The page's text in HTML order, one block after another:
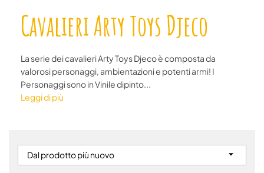
Cavalieri Arty Toys Djeco
La serie dei cavalieri Arty Toys Djeco è composta da
valorosi personaggi, ambientazioni e potenti armi! I
Personaggi sono in Vinile dipinto...
Leggi di più
Dal prodotto più nuovo 